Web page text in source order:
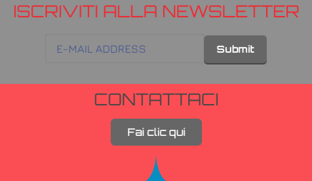
ISCRIVITI ALLA NEWSLETTER
CONTATTACI
Fai clic qui